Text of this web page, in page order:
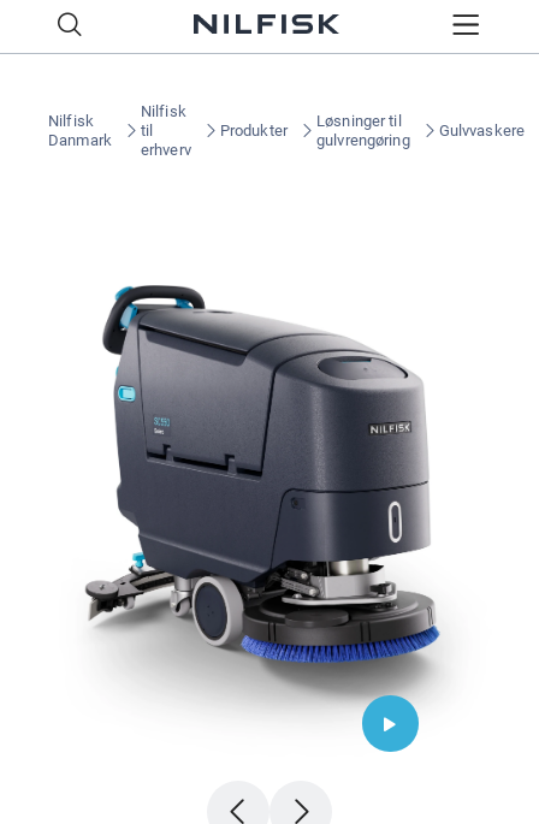
Nilfisk
Danmark
Nilfisk
til
erhverv
Produkter
Løsninger til
gulvrengøring
Gulvvaskere